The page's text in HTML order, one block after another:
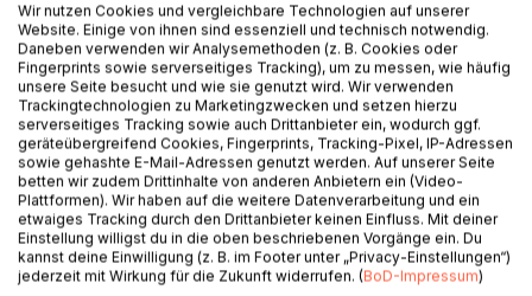
BESCHREIBUNG
Selbst böse Hexen können gegen wahre Geschwisterliebe
nichts ausrichten: Diese Geschichte erzählt die deutsch-,
niederländisch- und englischsprachige Ausgabe des
beliebten Märchens der Brüder Grimm, die sorgfältig und
Wir nutzen Cookies und vergleichbare Technologien auf unserer
Website. Einige von ihnen sind essenziell und technisch notwendig.
Daneben verwenden wir Analysemethoden (z. B. Cookies oder
Fingerprints sowie serverseitiges Tracking), um zu messen, wie häufig
unsere Seite besucht und wie sie genutzt wird. Wir verwenden
Trackingtechnologien zu Marketingzwecken und setzen hierzu
serverseitiges Tracking sowie auch Drittanbieter ein, wodurch ggf.
geräteübergreifend Cookies, Fingerprints, Tracking-Pixel, IP-Adressen
sowie gehashte E-Mail-Adressen genutzt werden. Auf unserer Seite
betten wir zudem Drittinhalte von anderen Anbietern ein (Video-
Plattformen). Wir haben auf die weitere Datenverarbeitung und ein
etwaiges Tracking durch den Drittanbieter keinen Einfluss. Mit deiner
Einstellung willigst du in die oben beschriebenen Vorgänge ein. Du
kannst deine Einwilligung (z. B. im Footer unter „Privacy-Einstellungen“)
jederzeit mit Wirkung für die Zukunft widerrufen. (BoD-Impressum)